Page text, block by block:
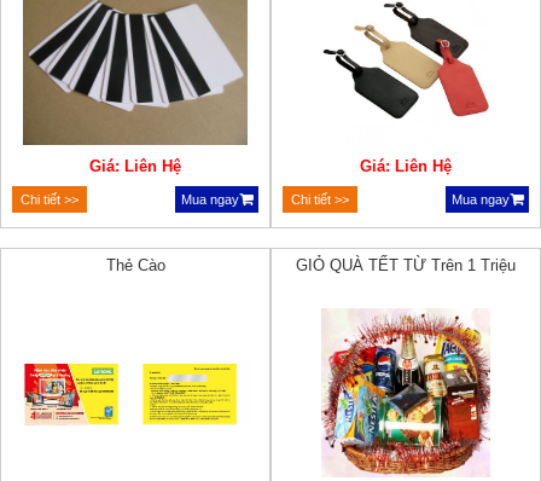
Giá: Liên Hệ
Chi tiết >> Mua ngay
Giá: Liên Hệ
Chi tiết >> Mua ngay
Thẻ Cào GIỎ QUÀ TẾT TỪ Trên 1 Triệu